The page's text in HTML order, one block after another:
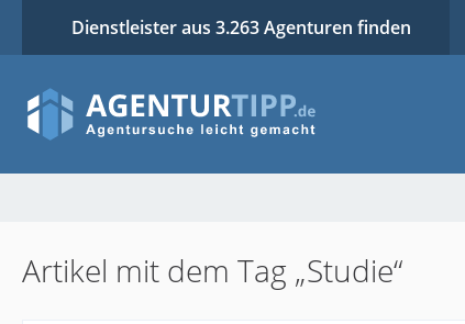
Dienstleister aus 3.263 Agenturen finden
Artikel mit dem Tag „Studie“